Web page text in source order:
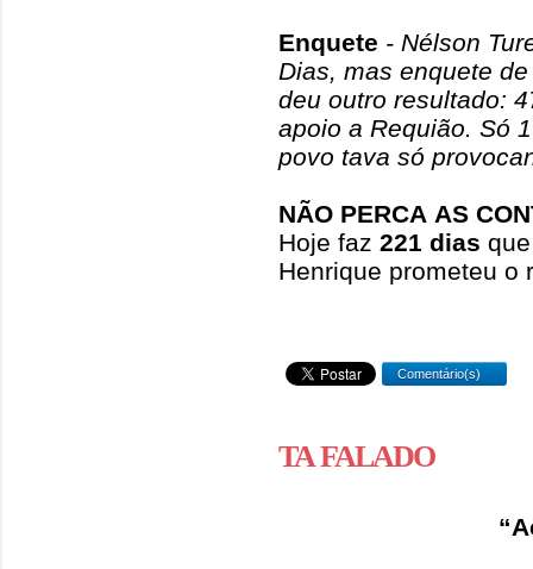
Enquete - Nélson
Dias, mas enquete
deu outro resultado:
apoio a Requião. Só
povo tava só
NÃO PERCA AS
Hoje faz 221 dias
Henrique prometeu
Comentário(s)
TA FALADO